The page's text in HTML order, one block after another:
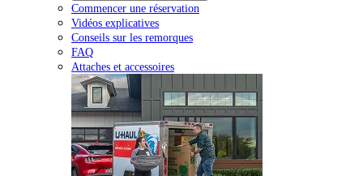
Commencer une réservation
Vidéos explicatives
Conseils sur les remorques
FAQ
Attaches et accessoires